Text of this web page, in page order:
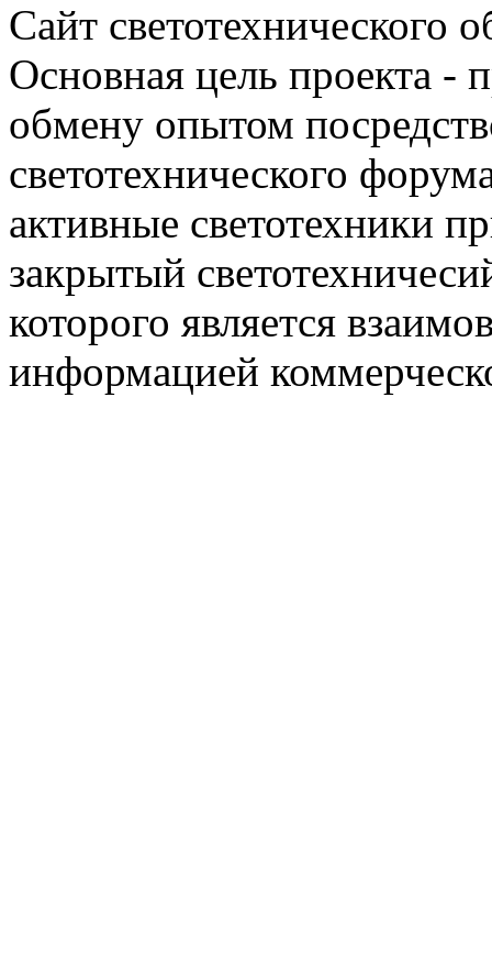
Сайт светотехнического
Основная цель проекта -
обмену опытом
светотехнического
активные светотехники
закрытый
которого является
информацией